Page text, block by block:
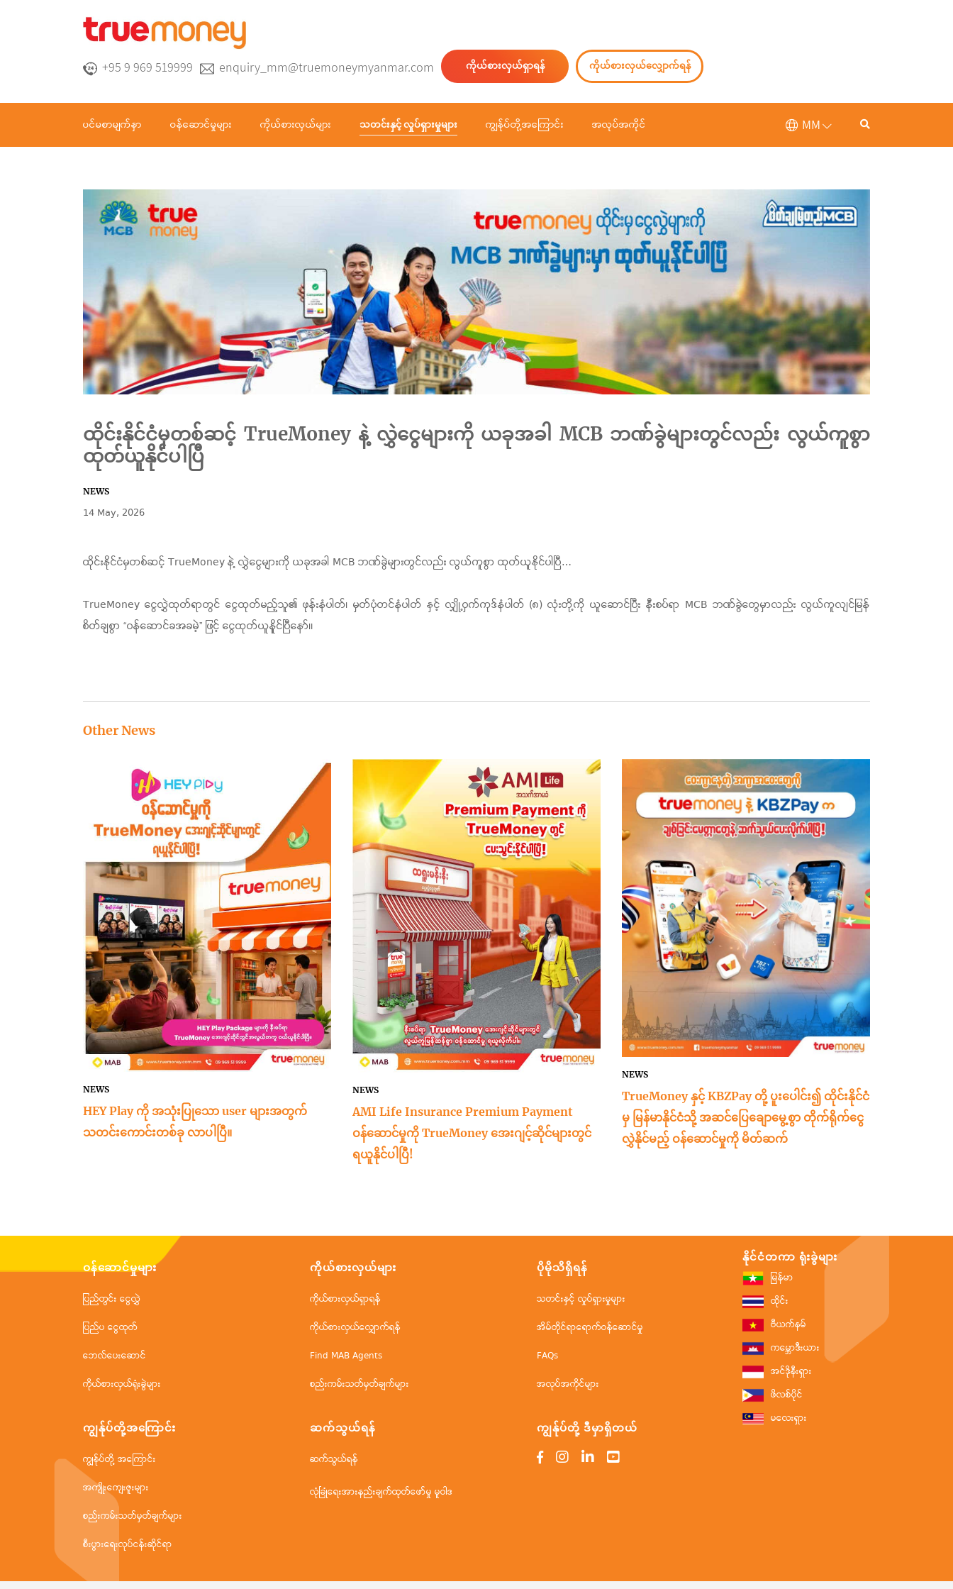
+95 9 969 519999 enquiry_mm@truemoneymyanmar.com ကိုယ်စားလှယ်ရှာရန် ကိုယ်စားလှယ်လျှောက်ရန်
ပင်မစာမျက်နှာ ဝန်ဆောင်မှုများ ကိုယ်စားလှယ်များ သတင်းနှင့် လှုပ်ရှားမှုများ ကျွန်ုပ်တို့အကြောင်း အလုပ်အကိုင် MM
ထိုင်းနိုင်ငံမှတစ်ဆင့် TrueMoney နဲ့ လွှဲငွေများကို ယခုအခါ MCB ဘဏ်ခွဲများတွင်လည်း လွယ်ကူစွာ
ထုတ်ယူနိုင်ပါပြီ
NEWS
14 May, 2026
ထိုင်းနိုင်ငံမှတစ်ဆင့် TrueMoney နဲ့ လွှဲငွေများကို ယခုအခါ MCB ဘဏ်ခွဲများတွင်လည်း လွယ်ကူစွာ ထုတ်ယူနိုင်ပါပြီ…
TrueMoney ငွေလွှဲထုတ်ရာတွင် ငွေထုတ်မည့်သူ၏ ဖုန်းနံပါတ်၊ မှတ်ပုံတင်နံပါတ် နှင့် လျှို့ဝှက်ကုဒ်နံပါတ် (၈) လုံးတို့ကို ယူဆောင်ပြီး နီးစပ်ရာ MCB ဘဏ်ခွဲတွေမှာလည်း လွယ်ကူလျင်မြန်
စိတ်ချစွာ “ဝန်ဆောင်ခအခမဲ့” ဖြင့် ‌ငွေထုတ်ယူနိူင်ပြီနော်။
Other News
NEWS
HEY Play ကို အသုံးပြုသော user များအတွက်
သတင်းကောင်းတစ်ခု လာပါပြီ။
NEWS
AMI Life Insurance Premium Payment
ဝန်ဆောင်မှုကို TrueMoney အေးဂျင့်ဆိုင်များတွင်
ရယူနိုင်ပါပြီ!
NEWS
TrueMoney နှင့် KBZPay တို့ ပူးပေါင်း၍ ထိုင်းနိုင်ငံ
မှ မြန်မာနိုင်ငံသို့ အဆင်ပြေချောမွေ့စွာ တိုက်ရိုက်ငွေ
လွှဲနိုင်မည့် ဝန်ဆောင်မှုကို မိတ်ဆက်
ဝန်ဆောင်မှုများ
ပြည်တွင်း ငွေလွှဲ
ပြည်ပ ငွေထုတ်
ဘေလ်ပေးဆောင်
ကိုယ်စားလှယ်ရုံးခွဲများ
ကိုယ်စားလှယ်များ
ကိုယ်စားလှယ်ရှာရန်
ကိုယ်စားလှယ်လျှောက်ရန်
Find MAB Agents
စည်းကမ်းသတ်မှတ်ချက်များ
ပိုမိုသိရှိရန်
သတင်းနှင့် လှုပ်ရှားမှုများ
အိမ်တိုင်ရာရောက်ဝန်ဆောင်မှု
FAQs
အလုပ်အကိုင်များ
ကျွန်ုပ်တို့အ‌ကြောင်း
ကျွန်ုပ်တို့ အကြောင်း
အကျိုးကျေးဇူးများ
စည်းကမ်းသတ်မှတ်ချက်များ
စီးပွားရေးလုပ်ငန်းဆိုင်ရာ
ဆက်သွယ်ရန်
ဆက်သွယ်ရန်
လုံခြုံရေးအားနည်းချက်ထုတ်ဖော်မှု မူဝါဒ
ကျွန်ုပ်တို့ ဒီမှာရှိတယ်
နိုင်ငံတကာ ရုံးခွဲများ
မြန်မာ
ထိုင်း
ဗီယက်နမ်
ကမ္ဘောဒီးယား
အင်ဒိုနီးရှား
ဖိလစ်ပိုင်
မလေးရှား